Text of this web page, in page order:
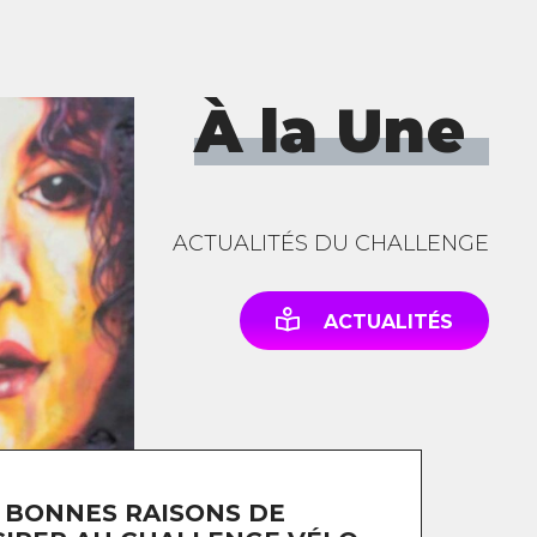
RAISONS DE
À la Une
ACTUALITÉS DU CHALLENGE
ACTUALITÉS